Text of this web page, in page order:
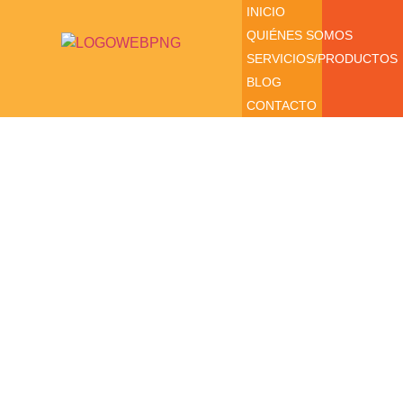
INICIO
QUIÉNES SOMOS
SERVICIOS/PRODUCTOS
BLOG
CONTACTO